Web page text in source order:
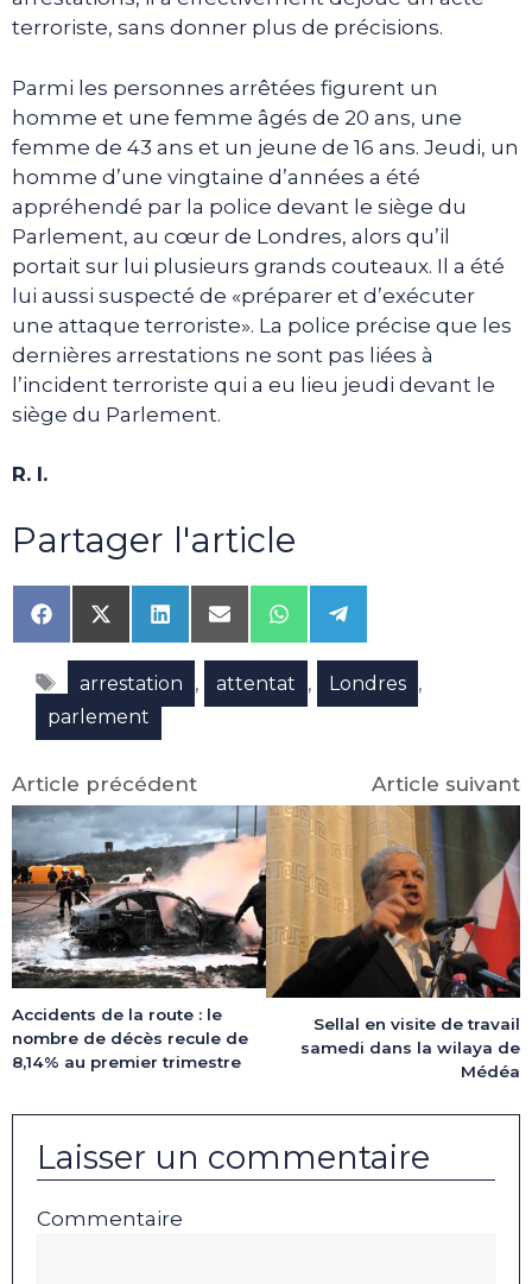
terroriste, sans donner plus de précisions.
Parmi les personnes arrêtées figurent un
homme et une femme âgés de 20 ans, une
femme de 43 ans et un jeune de 16 ans. Jeudi, un
homme d’une vingtaine d’années a été
appréhendé par la police devant le siège du
Parlement, au cœur de Londres, alors qu’il
portait sur lui plusieurs grands couteaux. Il a été
lui aussi suspecté de «préparer et d’exécuter
une attaque terroriste». La police précise que les
dernières arrestations ne sont pas liées à
l’incident terroriste qui a eu lieu jeudi devant le
siège du Parlement.
R. I.
Partager l'article
Share
on
Facebook
Share
on
X
(Twitter)
Share
on
LinkedIn
Share
on
Email
Share
on
WhatsApp
Share
on
Telegram
Étiquettes
arrestation , attentat , Londres ,
parlement
Article précédent
Accidents de la route : le
nombre de décès recule de
8,14% au premier trimestre
Article suivant
Sellal en visite de travail
samedi dans la wilaya de
Médéa
Laisser un commentaire
Commentaire